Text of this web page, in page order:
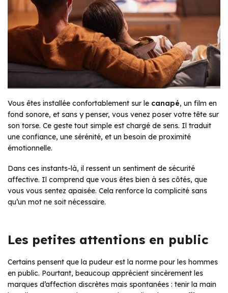
Vous êtes installée confortablement sur le canapé, un film en
fond sonore, et sans y penser, vous venez poser votre tête sur
son torse. Ce geste tout simple est chargé de sens. Il traduit
une confiance, une sérénité, et un besoin de proximité
émotionnelle.
Dans ces instants-là, il ressent un sentiment de sécurité
affective. Il comprend que vous êtes bien à ses côtés, que
vous vous sentez apaisée. Cela renforce la complicité sans
qu’un mot ne soit nécessaire.
Les petites attentions en public
Certains pensent que la pudeur est la norme pour les hommes
en public. Pourtant, beaucoup apprécient sincèrement les
marques d’affection discrètes mais spontanées : tenir la main